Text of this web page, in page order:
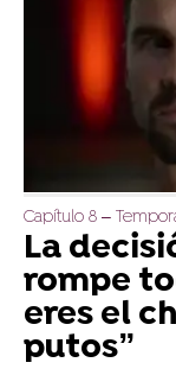
Capítulo 8 –
La
rompe
eres el
putos”